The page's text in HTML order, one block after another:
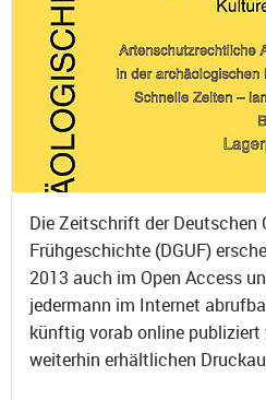
Die Zeitschrift der Deutschen
Frühgeschichte (DGUF)
2013 auch im Open Access
jedermann im Internet
künftig vorab online publiziert
weiterhin erhältlichen